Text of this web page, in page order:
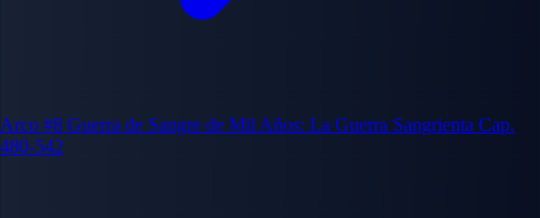
Arco #8 Guerra de Sangre de Mil Años: La Guerra Sangrienta Cap.
480-542